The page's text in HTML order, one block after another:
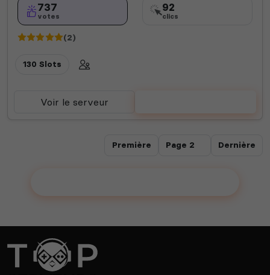
737
votes
92
clics
(2)
130 Slots
Voir le serveur
Première Dernière